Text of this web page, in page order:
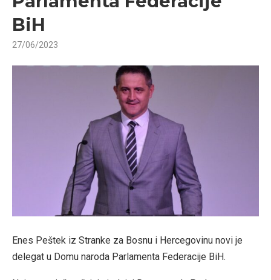
BiH
27/06/2023
Enes Peštek iz Stranke za Bosnu i Hercegovinu novi je
delegat u Domu naroda Parlamenta Federacije BiH.